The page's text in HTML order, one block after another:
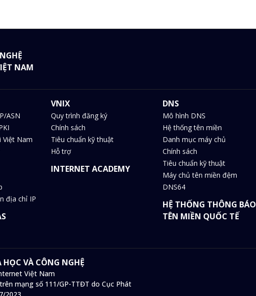
NAM
ASN
Việt Nam
địa chỉ IP
VNIX
Quy trình đăng ký
Chính sách
Tiêu chuẩn kỹ thuật
Hỗ trợ
INTERNET ACADEMY
DNS
Mô hình DNS
Hệ thống tên miền
Danh mục máy chủ
Chính sách
Tiêu chuẩn kỹ thuật
Máy chủ tên miền đệm
DNS64
HỆ THỐNG THÔNG BÁO
TÊN MIỀN QUỐC TẾ
VÀ CÔNG NGHỆ
Việt Nam
mạng số 111/GP-TTĐT do Cục Phát